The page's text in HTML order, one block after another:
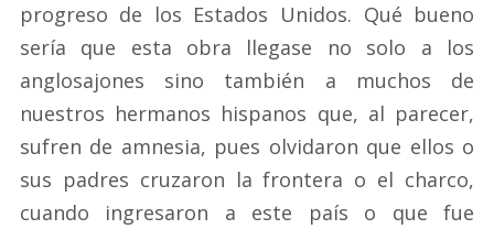
progreso de los Estados Unidos. Qué bueno
sería que esta obra llegase no solo a los
anglosajones sino también a muchos de
nuestros hermanos hispanos que, al parecer,
sufren de amnesia, pues olvidaron que ellos o
sus padres cruzaron la frontera o el charco,
cuando ingresaron a este país o que fue